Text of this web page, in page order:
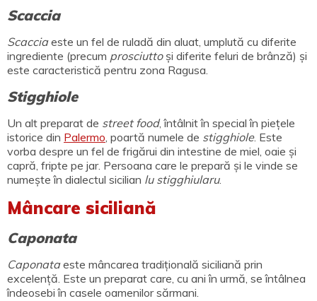
Scaccia
Scacciaeste un fel de ruladă din aluat, umplută cu diferite
ingrediente (precum prosciuttoși diferite feluri de brânză) și
este caracteristică pentru zona Ragusa.
Stigghiole
Un alt preparat de street food, întâlnit în special în piețele
istorice din Palermo, poartă numele de stigghiole. Este
vorba despre un fel de frigărui din intestine de miel, oaie și
capră, fripte pe jar. Persoana care le prepară și le vinde se
numește în dialectul sicilian lu stigghiularu.
Mâncare siciliană
Caponata
Caponataeste mâncarea tradițională siciliană prin
excelență. Este un preparat care, cu ani în urmă, se întâlnea
îndeosebi în casele oamenilor sărmani.